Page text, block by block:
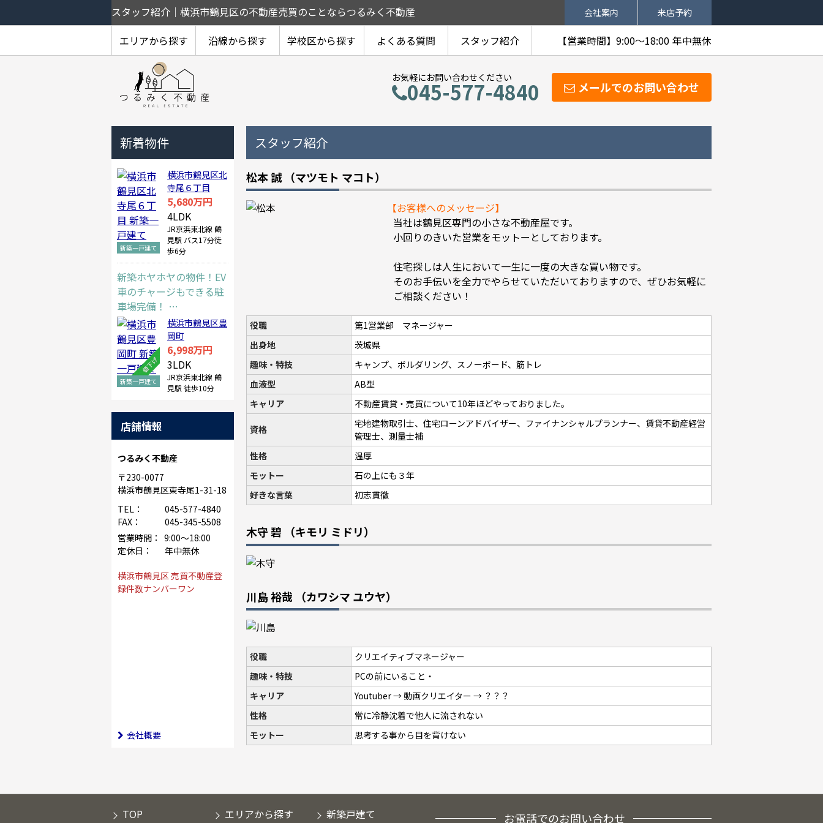
スタッフ紹介｜横浜市鶴見区の不動産売買のことならつるみく不動産 会社案内 来店予約
エリアから探す
鶴見中央
鶴見
上末吉
下末吉
東寺尾
北寺尾
駒岡
馬場
獅子ヶ谷
矢向
尻手
小野町
潮田町
平安町
生麦
沿線から探す
学校区から探す よくある質問 スタッフ紹介 年中無休
【営業時間】9:00～18:00
メールでのお問い合わせ
お気軽にお問い合わせください
045-577-4840
新着物件
新築一戸建て
横浜市鶴見区北
寺尾６丁目
5,680万円
4LDK
JR京浜東北線 鶴
見駅 バス17分徒
歩6分
新築ホヤホヤの物件！EV
車のチャージもできる駐
車場完備！ …
新築一戸建て
横浜市鶴見区豊
岡町
6,998万円
3LDK
JR京浜東北線 鶴
見駅 徒歩10分
店舗情報
つるみく不動産
〒230-0077
横浜市鶴見区東寺尾1-31-18
TEL：
045-577-4840
FAX：
045-345-5508
営業時間： 9:00～18:00
定休日：
年中無休
横浜市鶴見区 売買不動産登
録件数ナンバーワン
会社概要
スタッフ紹介
松本 誠 （マツモト マコト）
【お客様へのメッセージ】
当社は鶴見区専門の小さな不動産屋です。
小回りのきいた営業をモットーとしております。
住宅探しは人生において一生に一度の大きな買い物です。
そのお手伝いを全力でやらせていただいておりますので、ぜひお気軽に
ご相談ください！
役職
第1営業部 マネージャー
出身地
茨城県
趣味・特技
キャンプ、ボルダリング、スノーボード、筋トレ
血液型
AB型
キャリア
不動産賃貸・売買について10年ほどやっておりました。
資格
宅地建物取引士、住宅ローンアドバイザー、ファイナンシャルプランナー、賃貸不動産経営
管理士、測量士補
性格
温厚
モットー
石の上にも３年
好きな言葉
初志貫徹
木守 碧 （キモリ ミドリ）
川島 裕哉 （カワシマ ユウヤ）
役職
クリエイティブマネージャー
趣味・特技
PCの前にいること・
キャリア
Youtuber → 動画クリエイター → ？？？
性格
常に冷静沈着で他人に流されない
モットー
思考する事から目を背けない
TOP
エリアから探す
新築戸建て
お電話でのお問い合わせ